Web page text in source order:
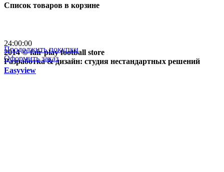
Список товаров в корзине
Продолжить покупки
Оформить заказ
24:00:00
2014 © fair play football store
Разработка & дизайн: студия нестандартных решений
Easyview